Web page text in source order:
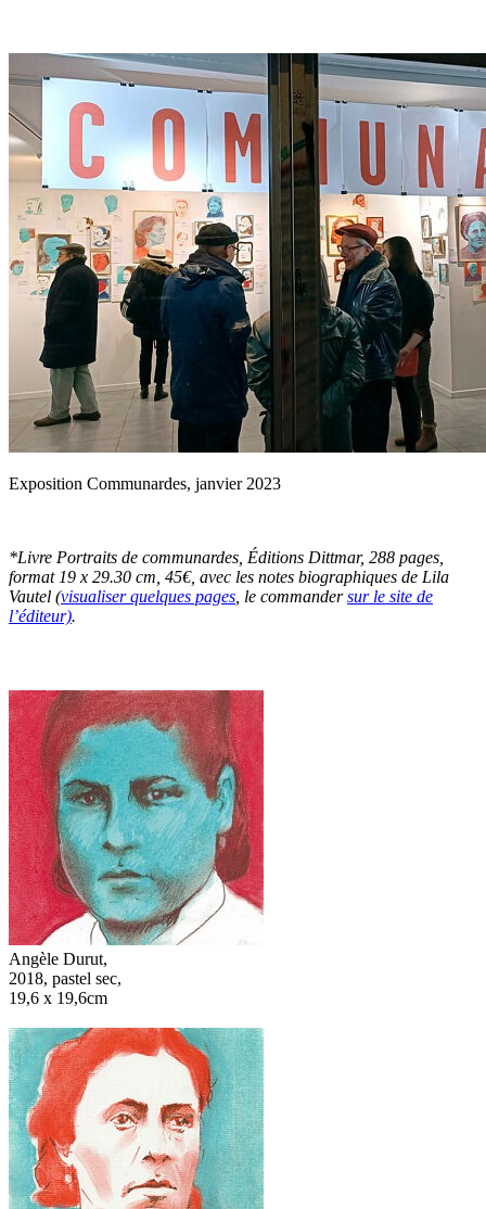
Exposition Communardes, janvier 2023
*Livre Portraits de communardes, Éditions Dittmar, 288 pages,
format 19 x 29.30 cm, 45€, avec les notes biographiques de Lila
Vautel (visualiser quelques pages , le commandersur le site de
l’éditeur).
Angèle Durut,
2018, pastel sec,
19,6 x 19,6cm